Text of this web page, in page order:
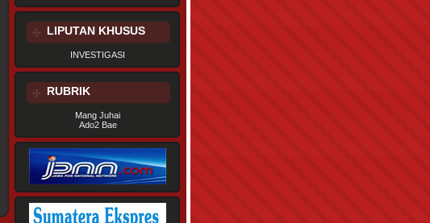
LIPUTAN KHUSUS
INVESTIGASI
RUBRIK
Mang Juhai
Ado2 Bae